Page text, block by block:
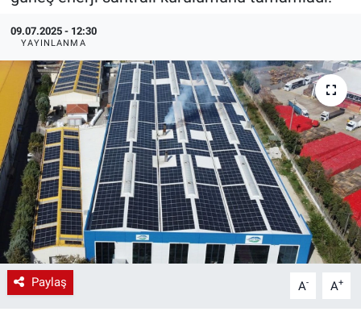
09.07.2025 - 12:30
YAYINLANMA
Paylaş A- A+
Enerjisini Üreten Fabrikalar
Endüstri 4.0 Uygulamaları
Ağır Sanayi Çözümleri